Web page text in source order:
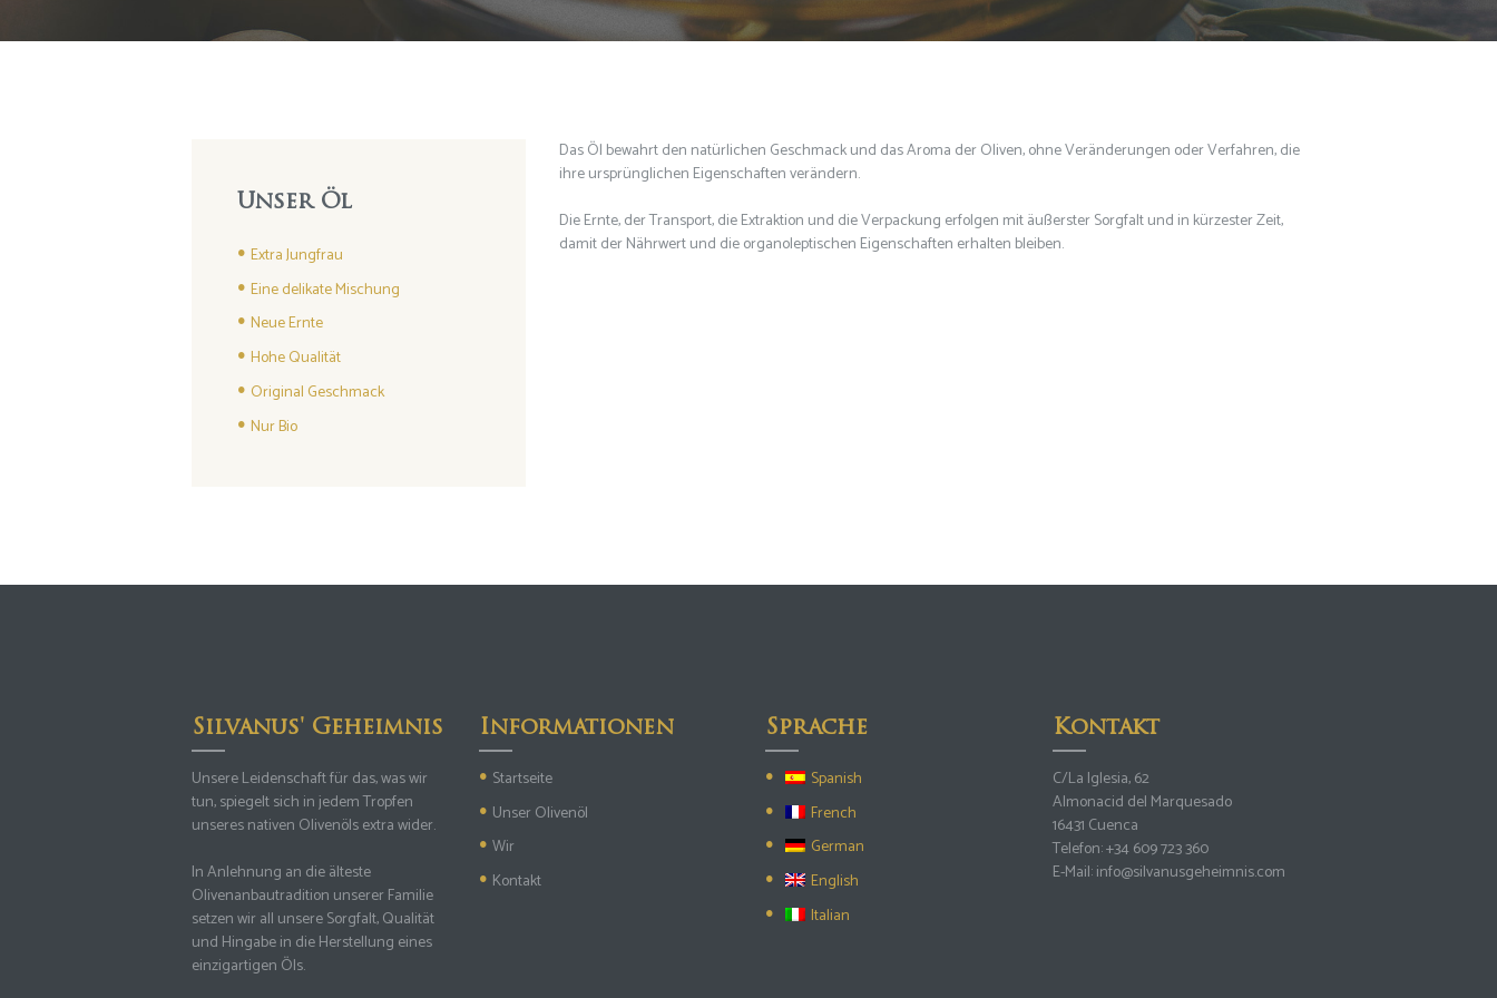
Das Öl bewahrt den natürlichen Geschmack und das Aroma der Oliven, ohne Veränderungen oder Verfahren, die
ihre ursprünglichen Eigenschaften verändern.
Die Ernte, der Transport, die Extraktion und die Verpackung erfolgen mit äußerster Sorgfalt und in kürzester Zeit,
damit der Nährwert und die organoleptischen Eigenschaften erhalten bleiben.
Unser Öl
Extra Jungfrau
Eine delikate Mischung
Neue Ernte
Hohe Qualität
Original Geschmack
Nur Bio
Silvanus' Geheimnis
Unsere Leidenschaft für das, was wir
tun, spiegelt sich in jedem Tropfen
unseres nativen Olivenöls extra wider.
In Anlehnung an die älteste
Olivenanbautradition unserer Familie
setzen wir all unsere Sorgfalt, Qualität
und Hingabe in die Herstellung eines
einzigartigen Öls.
Informationen
Startseite
Unser Olivenöl
Wir
Kontakt
Sprache
Spanish
French
German
English
Italian
Kontakt
C/La Iglesia, 62
Almonacid del Marquesado
16431 Cuenca
Telefon:+34 609 723 360
E-Mail:info@silvanusgeheimnis.com